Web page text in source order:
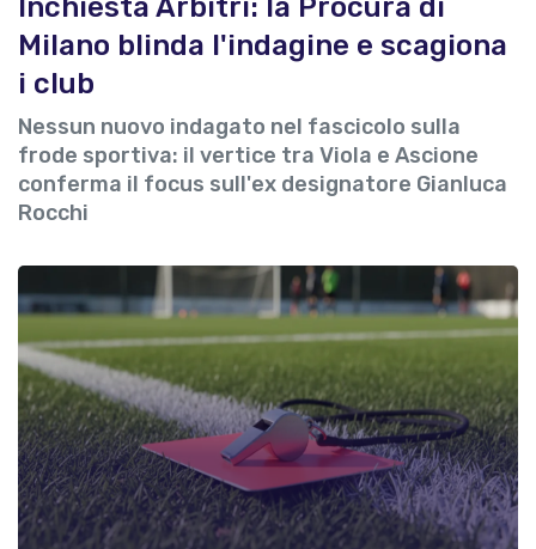
Inchiesta Arbitri: la Procura di
Milano blinda l'indagine e scagiona
i club
Nessun nuovo indagato nel fascicolo sulla
frode sportiva: il vertice tra Viola e Ascione
conferma il focus sull'ex designatore Gianluca
Rocchi